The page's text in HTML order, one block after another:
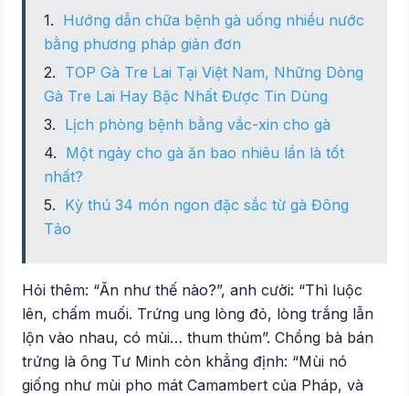
Hướng dẫn chữa bệnh gà uống nhiều nước
bằng phương pháp giản đơn
TOP Gà Tre Lai Tại Việt Nam, Những Dòng
Gà Tre Lai Hay Bậc Nhất Được Tin Dùng
Lịch phòng bệnh bằng vắc-xin cho gà
Một ngày cho gà ăn bao nhiêu lần là tốt
nhất?
Kỳ thú 34 món ngon đặc sắc từ gà Đông
Tảo
Hỏi thêm: “Ăn như thế nào?”, anh cười: “Thì luộc
lên, chấm muối. Trứng ung lòng đỏ, lòng trắng lẫn
lộn vào nhau, có mùi… thum thủm”. Chồng bà bán
trứng là ông Tư Minh còn khẳng định: “Mùi nó
giống như mùi pho mát Camambert của Pháp, và